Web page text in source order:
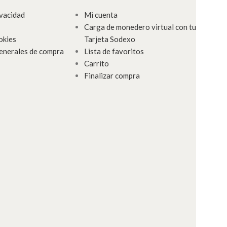
de compra
Mi cuenta
Carga de monedero virtual con tu
Tarjeta Sodexo
Lista de favoritos
Carrito
Finalizar compra